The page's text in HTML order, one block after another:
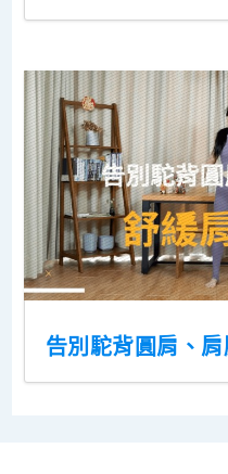
告別駝背圓肩、